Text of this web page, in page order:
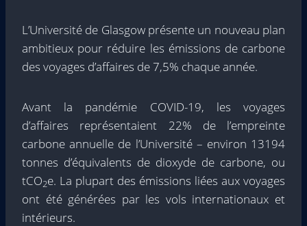
L’Université de Glasgow présente un nouveau plan
ambitieux pour réduire les émissions de carbone
des voyages d’affaires de 7,5% chaque année.
Avant la pandémie COVID-19, les voyages
d’affaires représentaient 22% de l’empreinte
carbone annuelle de l’Université – environ 13194
tonnes d’équivalents de dioxyde de carbone, ou
tCO2e. La plupart des émissions liées aux voyages
ont été générées par les vols internationaux et
intérieurs.